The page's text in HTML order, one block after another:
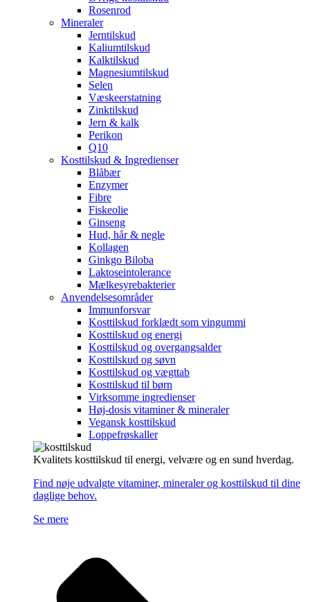
Rosenrod
Mineraler
Jerntilskud
Kaliumtilskud
Kalktilskud
Magnesiumtilskud
Selen
Væskeerstatning
Zinktilskud
Jern & kalk
Perikon
Q10
Kosttilskud & Ingredienser
Blåbær
Enzymer
Fibre
Fiskeolie
Ginseng
Hud, hår & negle
Kollagen
Ginkgo Biloba
Laktoseintolerance
Mælkesyrebakterier
Anvendelsesområder
Immunforsvar
Kosttilskud forklædt som vingummi
Kosttilskud og energi
Kosttilskud og overgangsalder
Kosttilskud og søvn
Kosttilskud og vægttab
Kosttilskud til børn
Virksomme ingredienser
Høj-dosis vitaminer & mineraler
Vegansk kosttilskud
Loppefrøskaller
Kvalitets kosttilskud til energi, velvære og en sund hverdag.
Find nøje udvalgte vitaminer, mineraler og kosttilskud til dine
daglige behov.
Se mere